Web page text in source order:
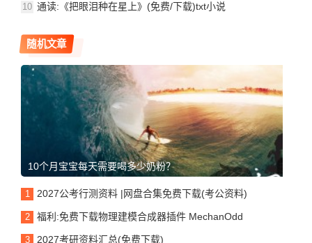
通读:《把眼泪种在星上》(免费/下载)txt小说
随机文章
10个月宝宝每天需要喝多少奶粉？
2027公考行测资料 |网盘合集免费下载(考公资料)
福利:免费下载物理建模合成器插件 MechanOdd
2027考研资料汇总(免费下载)